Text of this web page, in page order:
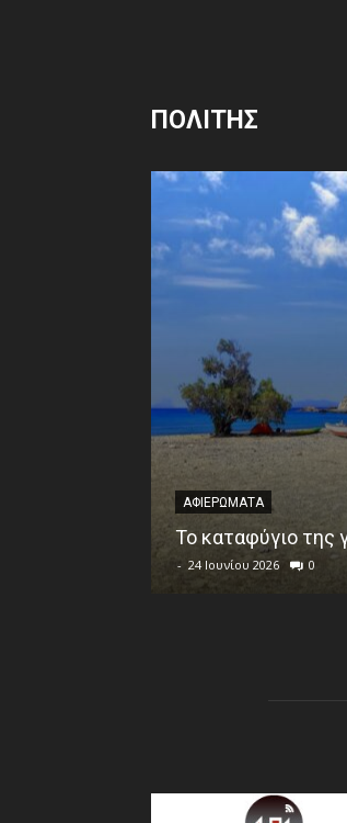
ΠΟΛΙΤΗΣ
ΑΦΙΕΡΩΜΑΤΑ
Το καταφύγιο της
- 24 Ιουνίου 2026 0